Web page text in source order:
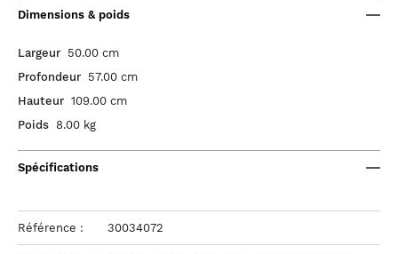
Dimensions & poids
Largeur 50.00 cm
Profondeur 57.00 cm
Hauteur 109.00 cm
Poids 8.00 kg
Spécifications
Référence : 30034072